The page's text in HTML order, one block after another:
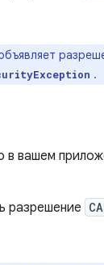
.
в вашем
разрешение